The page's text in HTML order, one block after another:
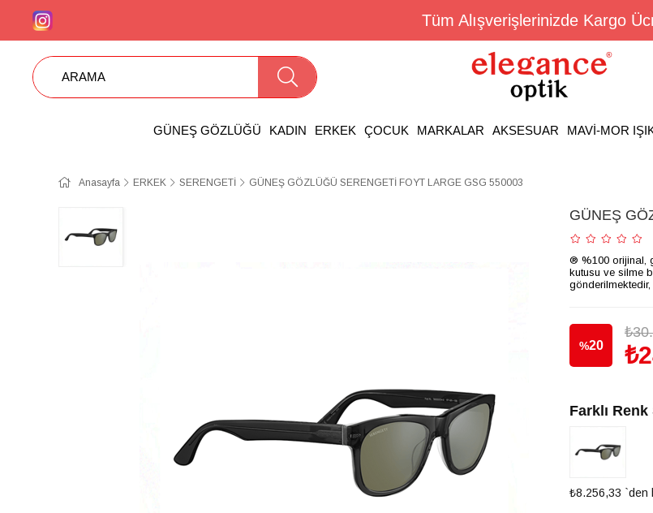
Tüm Alışverişlerinizde Kargo
GÜNEŞ GÖZLÜĞÜ KADIN ERKEK ÇOCUK MARKALAR AKSESUAR MAVİ-MOR
Anasayfa ERKEK SERENGETİ GÜNEŞ GÖZLÜĞÜ SERENGETİ FOYT LARGE GSG 550003
GÜNEŞ
® %100 orijinal,
kutusu ve silme
gönderilmektedir,
%20
Farklı
₺8.256,33 `den